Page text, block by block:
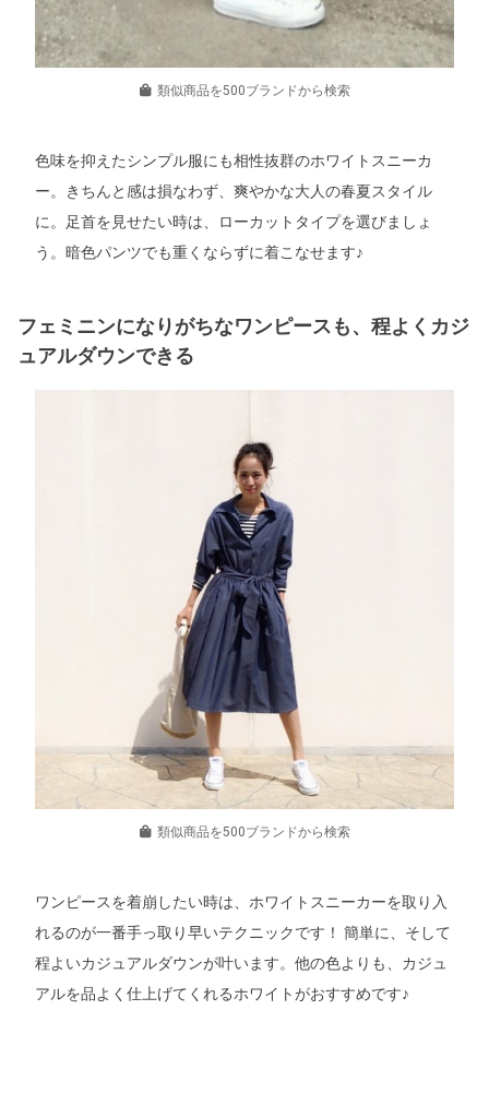
類似商品を500ブランドから検索
色味を抑えたシンプル服にも相性抜群のホワイトスニーカ
ー。きちんと感は損なわず、爽やかな大人の春夏スタイル
に。足首を見せたい時は、ローカットタイプを選びましょ
う。暗色パンツでも重くならずに着こなせます♪
フェミニンになりがちなワンピースも、程よくカジ
ュアルダウンできる
類似商品を500ブランドから検索
ワンピースを着崩したい時は、ホワイトスニーカーを取り入
れるのが一番手っ取り早いテクニックです！ 簡単に、そして
程よいカジュアルダウンが叶います。他の色よりも、カジュ
アルを品よく仕上げてくれるホワイトがおすすめです♪